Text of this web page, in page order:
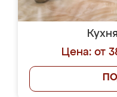
Цена: от